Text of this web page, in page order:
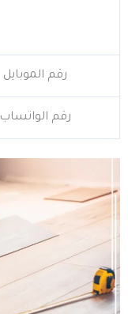
رقم الموبايل
رقم الواتساب